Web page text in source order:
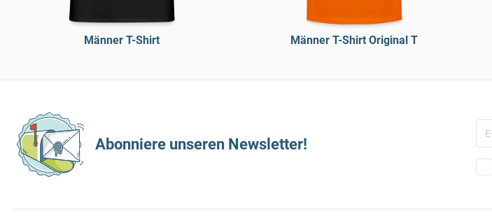
Männer T-Shirt Männer T-Shirt Original T
Abonniere unseren Newsletter!